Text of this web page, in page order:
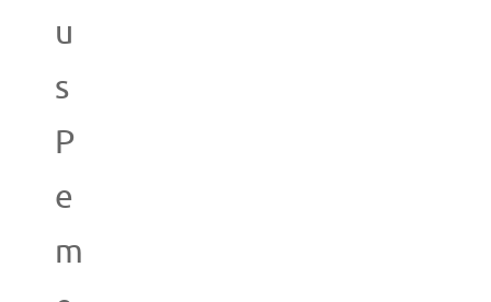
u
s
P
e
m